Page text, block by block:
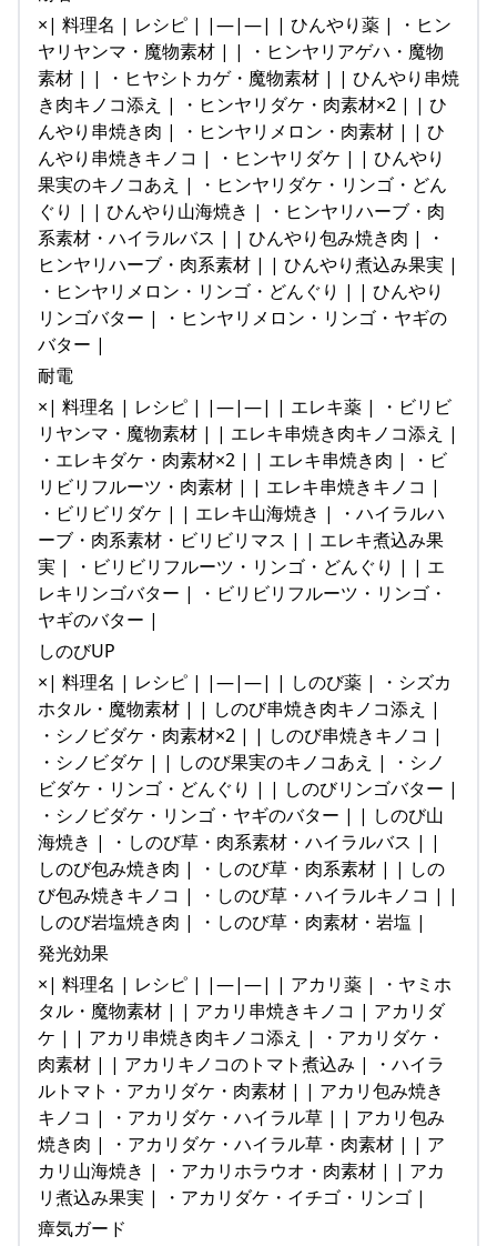
×| 料理名 | レシピ | |—|—| | ひんやり薬 | ・ヒン
ヤリヤンマ・魔物素材 | | ・ヒンヤリアゲハ・魔物
素材 | | ・ヒヤシトカゲ・魔物素材 | | ひんやり串焼
き肉キノコ添え | ・ヒンヤリダケ・肉素材×2 | | ひ
んやり串焼き肉 | ・ヒンヤリメロン・肉素材 | | ひ
んやり串焼きキノコ | ・ヒンヤリダケ | | ひんやり
果実のキノコあえ | ・ヒンヤリダケ・リンゴ・どん
ぐり | | ひんやり山海焼き | ・ヒンヤリハーブ・肉
系素材・ハイラルバス | | ひんやり包み焼き肉 | ・
ヒンヤリハーブ・肉系素材 | | ひんやり煮込み果実 |
・ヒンヤリメロン・リンゴ・どんぐり | | ひんやり
リンゴバター | ・ヒンヤリメロン・リンゴ・ヤギの
バター |
耐電
×| 料理名 | レシピ | |—|—| | エレキ薬 | ・ビリビ
リヤンマ・魔物素材 | | エレキ串焼き肉キノコ添え |
・エレキダケ・肉素材×2 | | エレキ串焼き肉 | ・ビ
リビリフルーツ・肉素材 | | エレキ串焼きキノコ |
・ビリビリダケ | | エレキ山海焼き | ・ハイラルハ
ーブ・肉系素材・ビリビリマス | | エレキ煮込み果
実 | ・ビリビリフルーツ・リンゴ・どんぐり | | エ
レキリンゴバター | ・ビリビリフルーツ・リンゴ・
ヤギのバター |
しのびUP
×| 料理名 | レシピ | |—|—| | しのび薬 | ・シズカ
ホタル・魔物素材 | | しのび串焼き肉キノコ添え |
・シノビダケ・肉素材×2 | | しのび串焼きキノコ |
・シノビダケ | | しのび果実のキノコあえ | ・シノ
ビダケ・リンゴ・どんぐり | | しのびリンゴバター |
・シノビダケ・リンゴ・ヤギのバター | | しのび山
海焼き | ・しのび草・肉系素材・ハイラルバス | |
しのび包み焼き肉 | ・しのび草・肉系素材 | | しの
び包み焼きキノコ | ・しのび草・ハイラルキノコ | |
しのび岩塩焼き肉 | ・しのび草・肉素材・岩塩 |
発光効果
×| 料理名 | レシピ | |—|—| | アカリ薬 | ・ヤミホ
タル・魔物素材 | | アカリ串焼きキノコ | アカリダ
ケ | | アカリ串焼き肉キノコ添え | ・アカリダケ・
肉素材 | | アカリキノコのトマト煮込み | ・ハイラ
ルトマト・アカリダケ・肉素材 | | アカリ包み焼き
キノコ | ・アカリダケ・ハイラル草 | | アカリ包み
焼き肉 | ・アカリダケ・ハイラル草・肉素材 | | ア
カリ山海焼き | ・アカリホラウオ・肉素材 | | アカ
リ煮込み果実 | ・アカリダケ・イチゴ・リンゴ |
瘴気ガード